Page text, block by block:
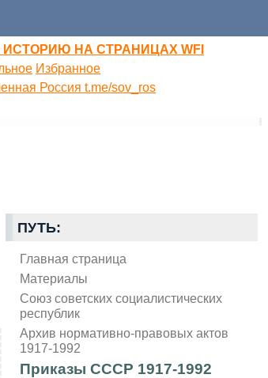
НА СТРАНИЦАХ WFI
Избранное
Россия t.me/sov_ros
ПУТЬ:
Главная страница
Материалы
Союз советских социалистических
республик
Архив нормативно-правовых актов
1917-1992
Приказы СССР 1917-1992